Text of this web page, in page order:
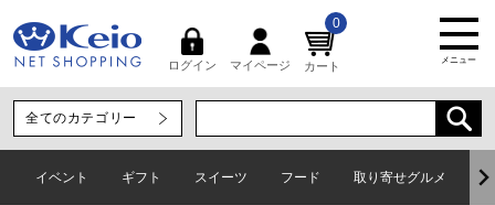
ログイン マイページ カート
0
メニュー
イベント ギフト スイーツ フード 取り寄せグルメ